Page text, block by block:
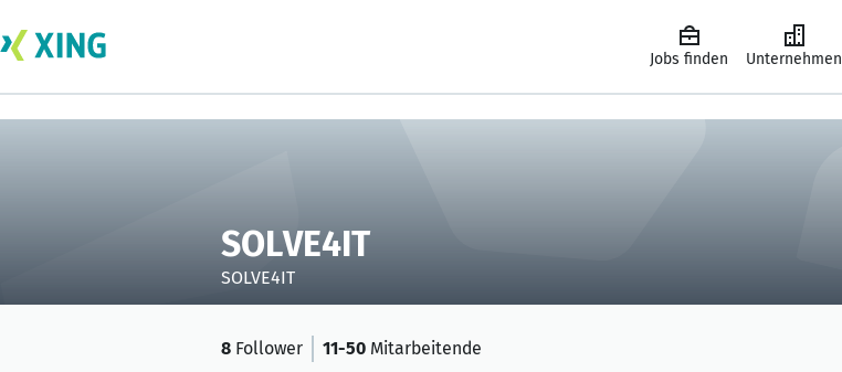
Jobs finden Unternehmen
SOLVE4IT
SOLVE4IT
8 Follower 11-50 Mitarbeitende